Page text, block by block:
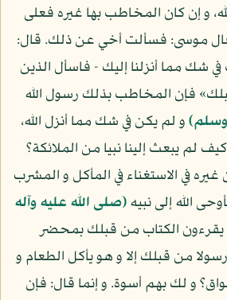
و إن كان المخاطب بها غيره فعلى
قال موسى: فسألت أخي عن ذلك. قال:
شك مما أنزلنا إليك - فاسأل الذين
فإن المخاطب بذلك رسول الله
وسلم)و لم يكن في شك مما أنزل الله،
لم يبعث إلينا نبيا من الملائكة؟
غيره في الاستغناء في المأكل و المشرب
الله إلى نبيه(صلى الله عليه وآله
يقرءون الكتاب من قبلك بمحضر
من قبلك إلا و هو يأكل الطعام و
و لك بهم أسوة. و إنما قال: فإن